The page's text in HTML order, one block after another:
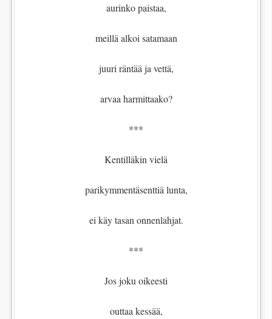
aurinko paistaa,
meillä alkoi satamaan
juuri räntää ja vettä,
arvaa harmittaako?
***
Kentilläkin vielä
parikymmentäsenttiä lunta,
ei käy tasan onnenlahjat.
***
Jos joku oikeesti
outtaa kessää,